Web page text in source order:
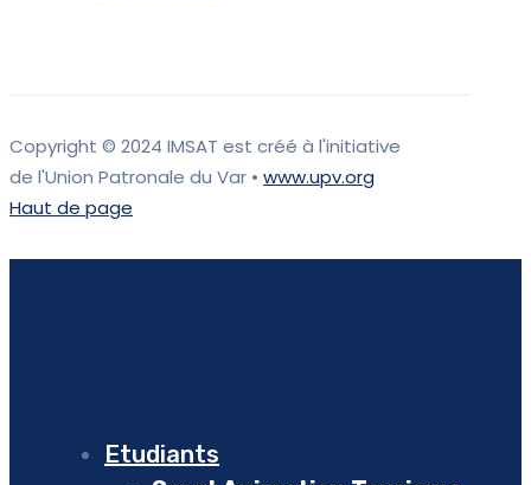
Copyright © 2024 IMSAT est créé à l'initiative
de l'Union Patronale du Var • www.upv.org
Haut de page
Etudiants